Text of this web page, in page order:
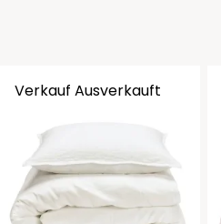
Verkauf Ausverkauft